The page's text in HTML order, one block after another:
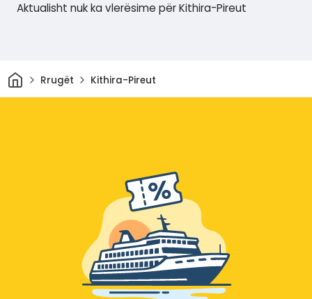
Aktualisht nuk ka vlerësime për Kithira-Pireut
ShtëpiRrugët Kithira-Pireut